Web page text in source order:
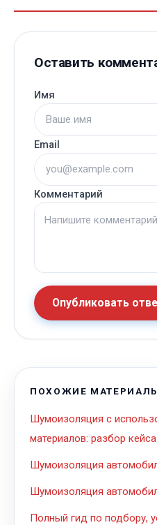
Оставить
Имя
Email
Комментарий
Опубликовать
ПОХОЖИЕ
Шумоизоляция с
материалов: разбор кейса
Шумоизоляция
Шумоизоляция
Полный гид по подбору,